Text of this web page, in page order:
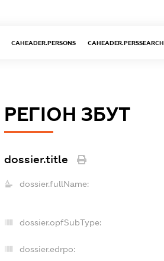
CAHEADER.PERSONS CAHEADER.PERSSEARCH
РЕГІОН ЗБУТ
dossier.title
dossier.fullName:
dossier.opfSubType:
dossier.edrpo: